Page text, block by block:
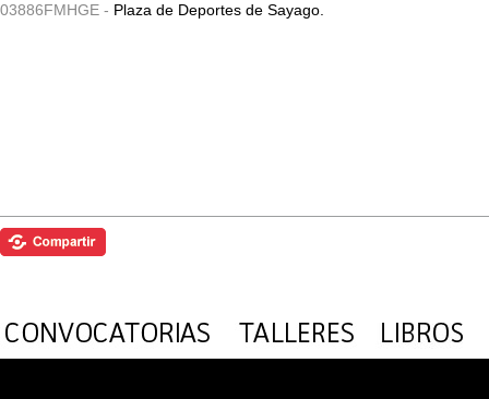
03886FMHGE - Plaza de Deportes de Sayago.